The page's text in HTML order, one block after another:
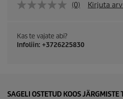
(0) Kirjuta
Kas te vajate abi?
Infoliin: +3726225830
SAGELI OSTETUD KOOS JÄRGMISTE